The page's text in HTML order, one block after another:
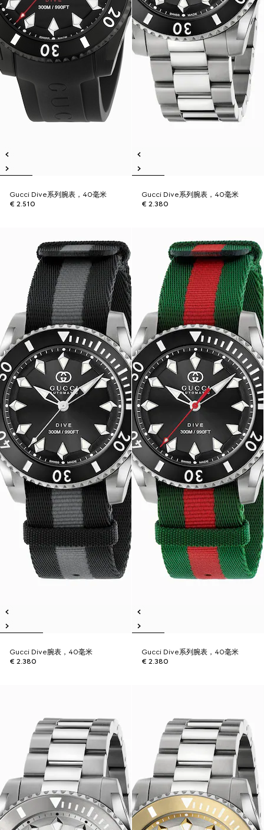
Gucci Dive系列腕表，40毫米
€ 2.510
Gucci Dive系列腕表，40毫米
€ 2.380
Gucci Dive腕表，40毫米
€ 2.380
Gucci Dive系列腕表，40毫米
€ 2.380